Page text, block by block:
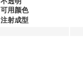
可用颜色
注射成型